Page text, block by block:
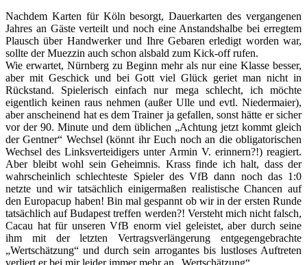
Nachdem Karten für Köln besorgt, Dauerkarten des vergangenen
Jahres an Gäste verteilt und noch eine Anstandshalbe bei erregtem
Plausch über Handwerker und Ihre Gebaren erledigt worden war,
sollte der Muezzin auch schon alsbald zum Kick-off rufen.
Wie erwartet, Nürnberg zu Beginn mehr als nur eine Klasse besser,
aber mit Geschick und bei Gott viel Glück geriet man nicht in
Rückstand. Spielerisch einfach nur mega schlecht, ich möchte
eigentlich keinen raus nehmen (außer Ulle und evtl. Niedermaier),
aber anscheinend hat es dem Trainer ja gefallen, sonst hätte er sicher
vor der 90. Minute und dem üblichen „Achtung jetzt kommt gleich
der Gentner“ Wechsel (könnt ihr Euch noch an die obligatorischen
Wechsel des Linksverteidigers unter Armin V. erinnern?!) reagiert.
Aber bleibt wohl sein Geheimnis. Krass finde ich halt, dass der
wahrscheinlich schlechteste Spieler des VfB dann noch das 1:0
netzte und wir tatsächlich einigermaßen realistische Chancen auf
den Europacup haben! Bin mal gespannt ob wir in der ersten Runde
tatsächlich auf Budapest treffen werden?! Versteht mich nicht falsch,
Cacau hat für unseren VfB enorm viel geleistet, aber durch seine
ihm mit der letzten Vertragsverlängerung entgegengebrachte
„Wertschätzung“ und durch sein arrogantes bis lustloses Auftreten
verliert er bei mir leider immer mehr an „Wertschätzung“.